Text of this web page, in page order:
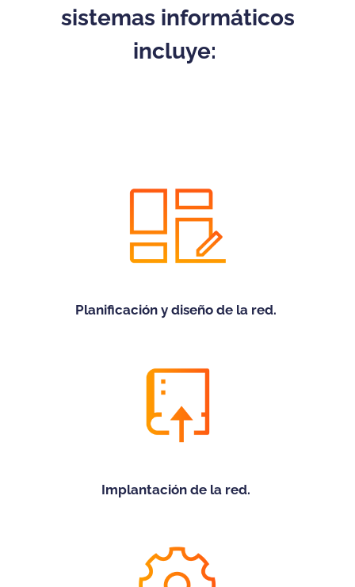
sistemas informáticos
incluye:
Planificación y diseño de la red.
Implantación de la red.